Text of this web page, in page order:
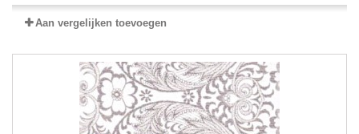
Aan vergelijken toevoegen